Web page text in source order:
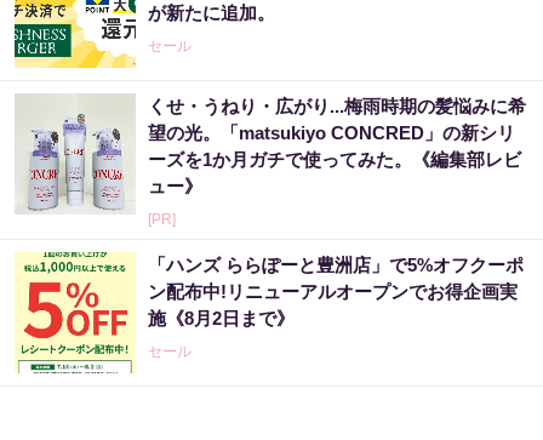
が新たに追加。
セール
くせ・うねり・広がり...梅雨時期の髪悩みに希
望の光。「matsukiyo CONCRED」の新シリ
ーズを1か月ガチで使ってみた。《編集部レビ
ュー》
[PR]
「ハンズ ららぽーと豊洲店」で5%オフクーポ
ン配布中!リニューアルオープンでお得企画実
施《8月2日まで》
セール